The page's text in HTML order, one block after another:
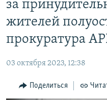
главной
навигации
Вернутся
КАРТА ВОЕННЫХ ОБЪЕКТОВ
11 ЛЕТ ОККУПАЦИИ КРЫМА.
ЕЩЕ
ТЕЛЕПРОЕКТ КРЫМ.РЕАЛИИ
КАК ОБОЙТИ
Українською
за
жителей
прокуратура
03 октября 2023, 12:38
Поделиться